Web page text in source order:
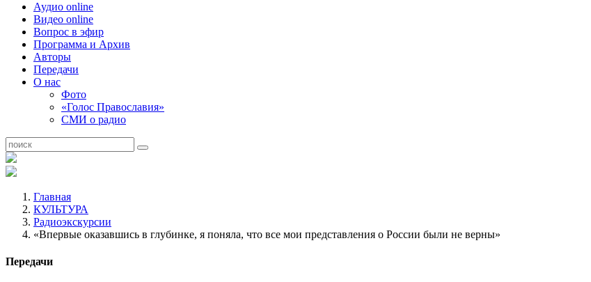
Аудио online
Видео online
Вопрос в эфир
Программа и Архив
Авторы
Передачи
О нас
Фото
«Голос Православия»
СМИ о радио
Главная
КУЛЬТУРА
Радиоэкскурсии
«Впервые оказавшись в глубинке, я поняла, что все мои представления о России были не верны»
Передачи